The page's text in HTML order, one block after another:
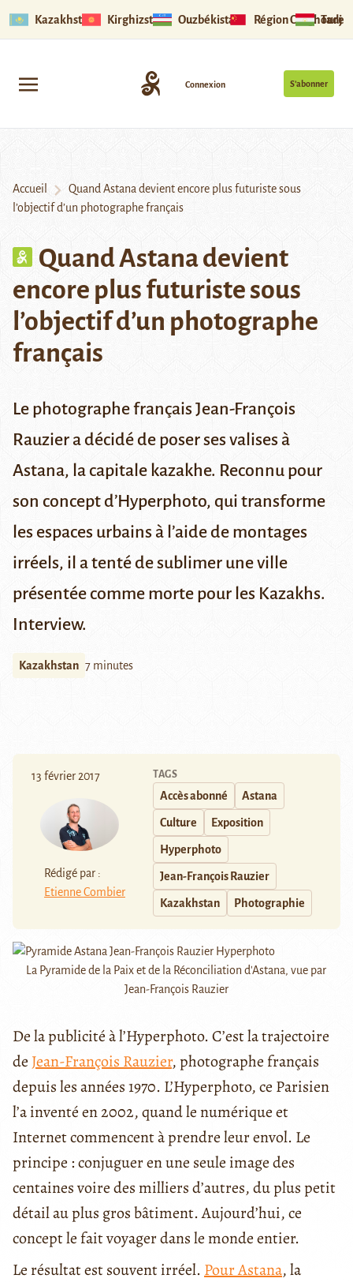
Kazakhstan Kirghizstan Ouzbékistan Région Ouïghoure
S’abonner
Connexion
Accueil
Quand Astana devient encore plus futuriste sous
l’objectif d’un photographe français
Quand Astana devient
encore plus futuriste sous
l’objectif d’un photographe
français
Le photographe français Jean-François
Rauzier a décidé de poser ses valises à
Astana, la capitale kazakhe. Reconnu pour
son concept d’Hyperphoto, qui transforme
les espaces urbains à l’aide de montages
irréels, il a tenté de sublimer une ville
présentée comme morte pour les Kazakhs.
Interview.
Kazakhstan 7 minutes
13 février 2017
Rédigé par :
Etienne Combier
TAGS
Accès abonné Astana
Culture Exposition
Hyperphoto
Jean-François Rauzier
Kazakhstan Photographie
La Pyramide de la Paix et de la Réconciliation d'Astana, vue par
Jean-François Rauzier
De la publicité à l’Hyperphoto. C’est la trajectoire
de Jean-François Rauzier, photographe français
depuis les années 1970. L’Hyperphoto, ce Parisien
l’a inventé en 2002, quand le numérique et
Internet commencent à prendre leur envol. Le
principe : conjuguer en une seule image des
centaines voire des milliers d’autres, du plus petit
détail au plus gros bâtiment. Aujourd’hui, ce
concept le fait voyager dans le monde entier.
Le résultat est souvent irréel. Pour Astana, la